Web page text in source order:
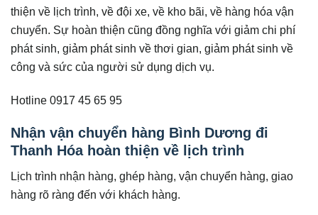
thiện về lịch trình, về đội xe, về kho bãi, về hàng hóa vận
chuyển. Sự hoàn thiện cũng đồng nghĩa với giảm chi phí
phát sinh, giảm phát sinh về thơi gian, giảm phát sinh về
công và sức của người sử dụng dịch vụ.
Hotline 0917 45 65 95
Nhận vận chuyển hàng Bình Dương đi
Thanh Hóa hoàn thiện về lịch trình
Lịch trình nhận hàng, ghép hàng, vận chuyển hàng, giao
hàng rõ ràng đến với khách hàng.